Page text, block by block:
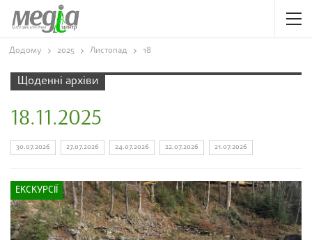
Додому 2025 Листопад 18
Щоденні архіви
18.11.2025
30.07.2026 27.07.2026 24.07.2026 22.07.2026 21.07.2026
ЕКСКУРСІЇ